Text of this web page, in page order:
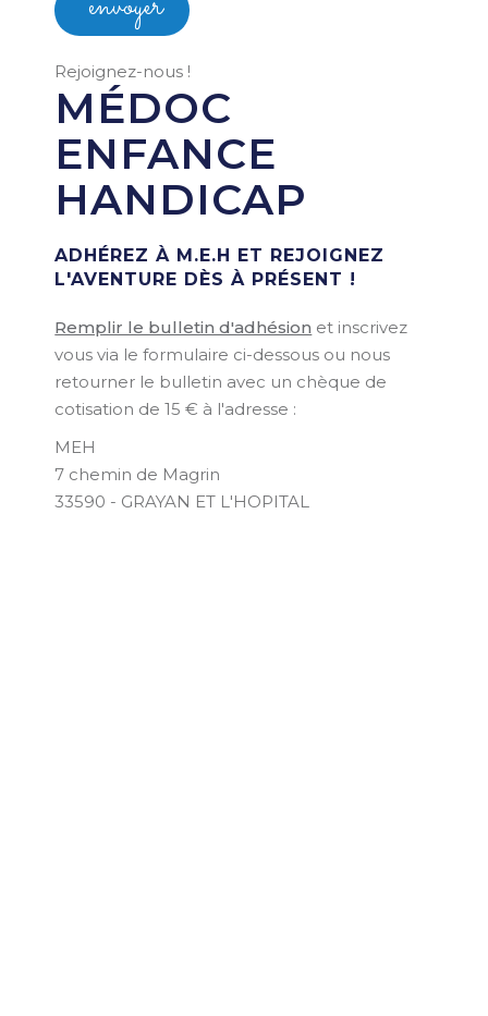
Rejoignez-nous !
MÉDOC
ENFANCE
HANDICAP
ADHÉREZ À M.E.H ET REJOIGNEZ
L'AVENTURE DÈS À PRÉSENT !
Remplir le bulletin d'adhésion et inscrivez
vous via le formulaire ci-dessous ou nous
retourner le bulletin avec un chèque de
cotisation de 15 € à l'adresse :
MEH
7 chemin de Magrin
33590 - GRAYAN ET L'HOPITAL